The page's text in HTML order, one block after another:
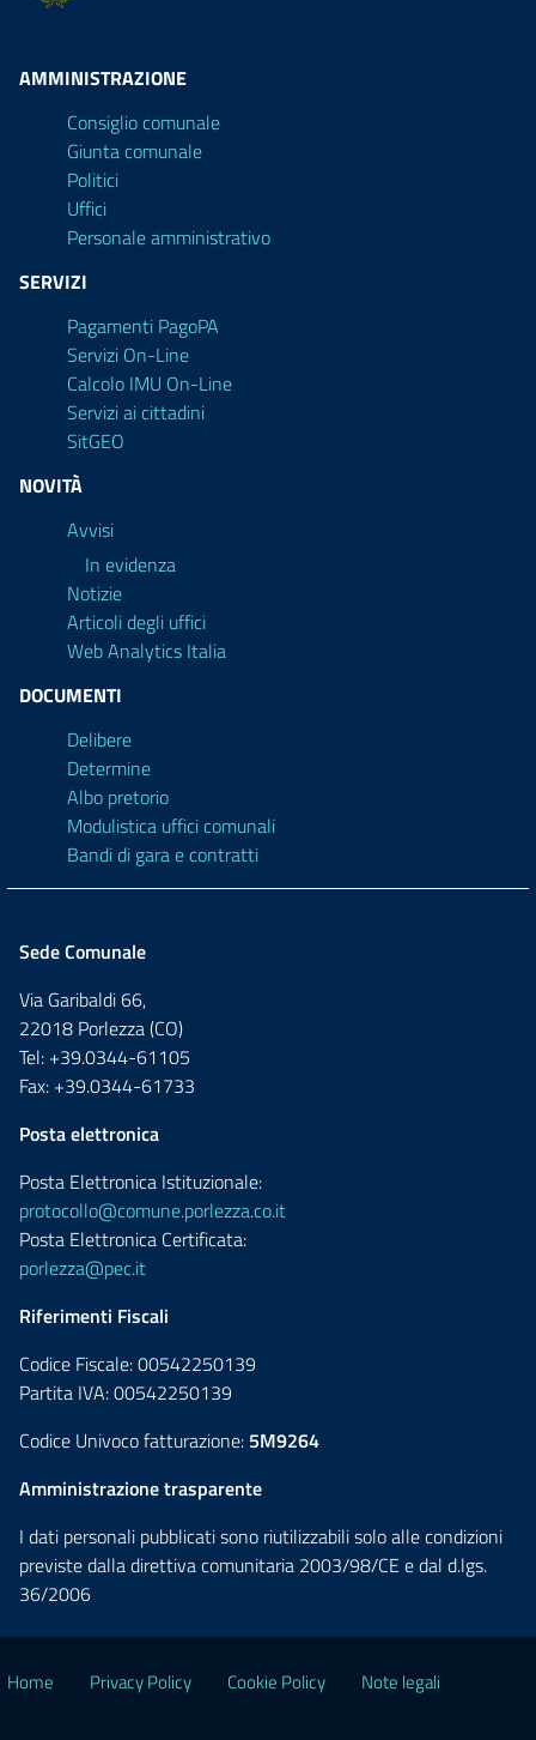
AMMINISTRAZIONE
Consiglio comunale
Giunta comunale
Politici
Uffici
Personale amministrativo
SERVIZI
Pagamenti PagoPA
Servizi On-Line
Calcolo IMU On-Line
Servizi ai cittadini
SitGEO
NOVITÀ
Avvisi
In evidenza
Notizie
Articoli degli uffici
Web Analytics Italia
DOCUMENTI
Delibere
Determine
Albo pretorio
Modulistica uffici comunali
Bandi di gara e contratti
Sede Comunale
Via Garibaldi 66,
22018 Porlezza (CO)
Tel: +39.0344-61105
Fax: +39.0344-61733
Posta elettronica
Posta Elettronica Istituzionale:
protocollo@comune.porlezza.co.it
Posta Elettronica Certificata:
porlezza@pec.it
Riferimenti Fiscali
Codice Fiscale: 00542250139
Partita IVA: 00542250139
Codice Univoco fatturazione: 5M9264
Amministrazione trasparente
I dati personali pubblicati sono riutilizzabili solo alle condizioni
previste dalla direttiva comunitaria 2003/98/CE e dal d.lgs.
36/2006
Home Privacy Policy Cookie Policy Note legali